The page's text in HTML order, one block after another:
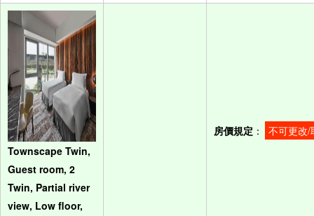
Townscape Twin,
Guest room, 2
Twin, Partial river
view, Low floor,
房價規定 ： 不可更改/